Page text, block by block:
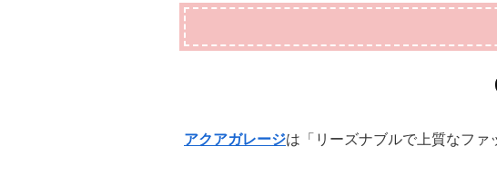
アクアガレージは「リーズナブルで上質なファ